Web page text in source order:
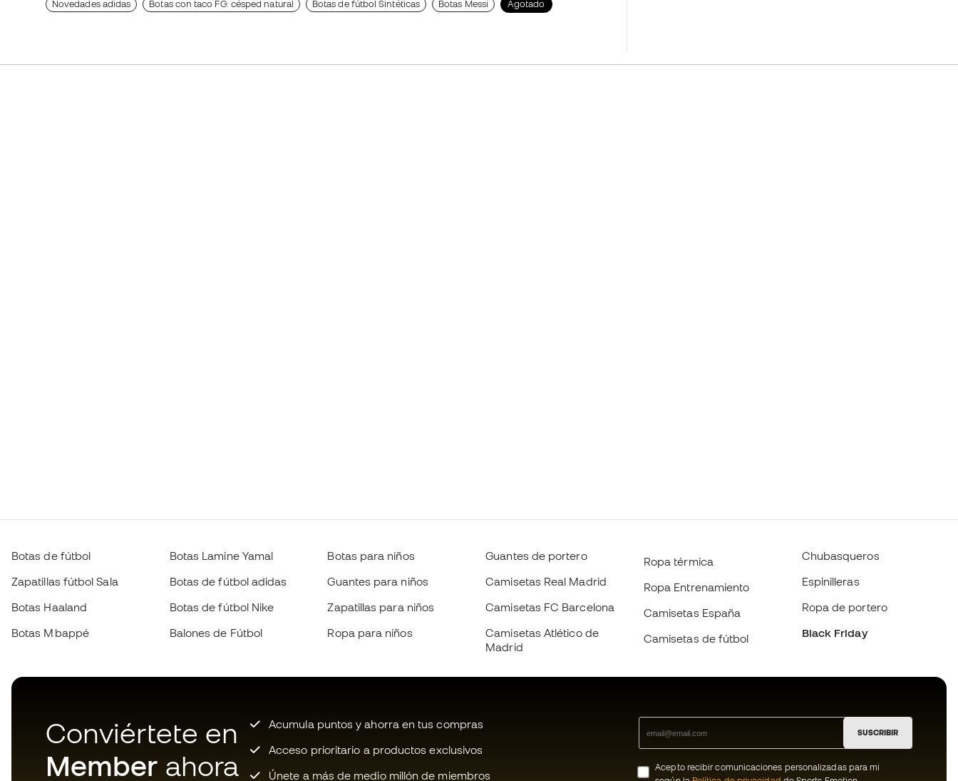
Novedades adidas Botas con taco FG: césped natural Botas de fútbol Sintéticas Botas Messi Agotado
Botas de fútbol
Zapatillas fútbol Sala
Botas Haaland
Botas Mbappé
Botas Lamine Yamal
Botas de fútbol adidas
Botas de fútbol Nike
Balones de Fútbol
Botas para niños
Guantes para niños
Zapatillas para niños
Ropa para niños
Guantes de portero
Camisetas Real Madrid
Camisetas FC Barcelona
Camisetas Atlético de
Madrid
Ropa térmica
Ropa Entrenamiento
Camisetas España
Camisetas de fútbol
Chubasqueros
Espinilleras
Ropa de portero
Black Friday
Conviértete en
Member ahora
Acumula puntos y ahorra en tus compras
Acceso prioritario a productos exclusivos
Únete a más de medio millón de miembros
SUSCRIBIR
Acepto recibir comunicaciones personalizadas para mi